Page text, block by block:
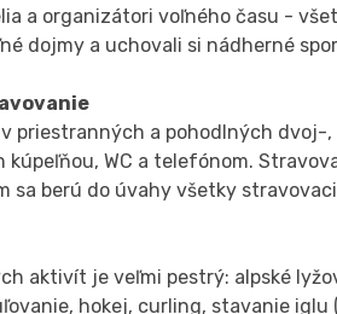
a organizátori voľného času -
dojmy a uchovali si nádherné
priestranných a pohodlných dvoj-
kúpeľňou, WC a telefónom.
sa berú do úvahy všetky
aktivít je veľmi pestrý: alpské
hokej, curling, stavanie iglu